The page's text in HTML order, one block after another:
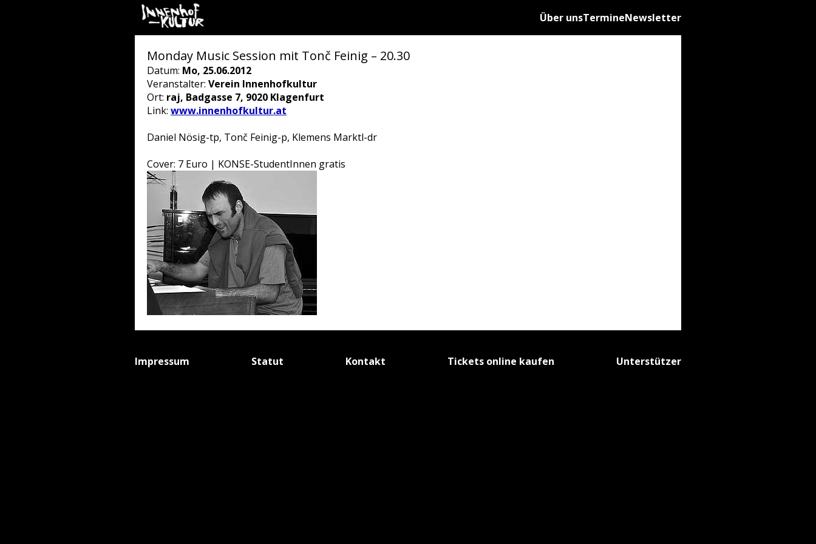
Über unsTermineNewsletter
Monday Music Session mit Tonč Feinig – 20.30
Datum: Mo, 25.06.2012
Veranstalter: Verein Innenhofkultur
Ort: raj, Badgasse 7, 9020 Klagenfurt
Link: www.innenhofkultur.at
Daniel Nösig-tp, Tonč Feinig-p, Klemens Marktl-dr
Cover: 7 Euro | KONSE-StudentInnen gratis
Impressum Statut Kontakt Tickets online kaufen Unterstützer